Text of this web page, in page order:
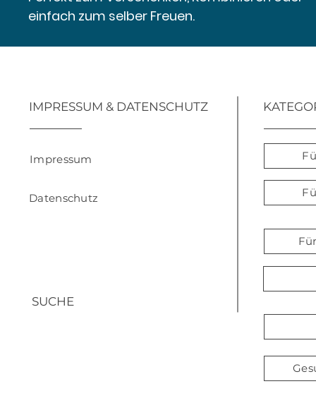
einfach zum selber Freuen.
IMPRESSUM & DATENSCHUTZ
Datenschutz
Impressum
SUCHE